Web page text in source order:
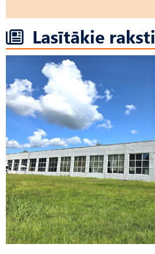
Lasītākie raksti